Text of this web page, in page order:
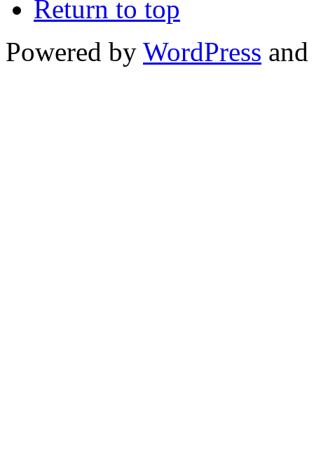
Return to top
Powered by WordPress